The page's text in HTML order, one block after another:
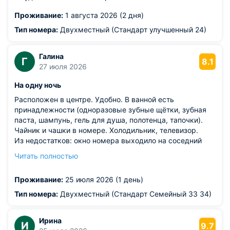
Проживание: 1 августа 2026 (2 дня)
Тип номера: Двухместный (Стандарт улучшенный 24)
Г
Галина
27 июля 2026
8.1
На одну ночь
Расположен в центре. Удобно. В ванной есть
принадлежности (одноразовые зубные щётки, зубная
паста, шампунь, гель для душа, полотенца, тапочки).
Чайник и чашки в номере. Холодильник, телевизор.
Из недостатков: окно номера выходило на соседний
пытались курить его сотрудники. Окно пришлось
был настольный вентилятор, который не спасал
ситуацию. Фен по запросу. Некоторые бытовые мелочи
для включения чайника и пр)
Читать полностью
Проживание: 25 июля 2026 (1 день)
Тип номера: Двухместный (Стандарт Семейный 33 34)
И
Ирина
9.7